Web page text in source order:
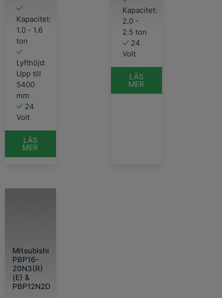
Kapacitet:
1.0 - 1.6
ton
Lyfthöjd:
Upp till
5400
mm
24
Volt
LÄS
MER
Kapacitet:
2.0 -
2.5 ton
24
Volt
LÄS
MER
Mitsubishi
PBP16-
20N3(R)
(E) &
PBP12N2D